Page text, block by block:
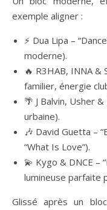
exemple aligner :
⚡ Dua Lipa –
moderne).
🔥 R3HAB, INNA &
familier, énergie
🌴 J Balvin, Usher
urbaine).
🎶 David Guetta –
“What Is Love”).
💫 Kygo & DNCE –
lumineuse parfaite
Glissé après un